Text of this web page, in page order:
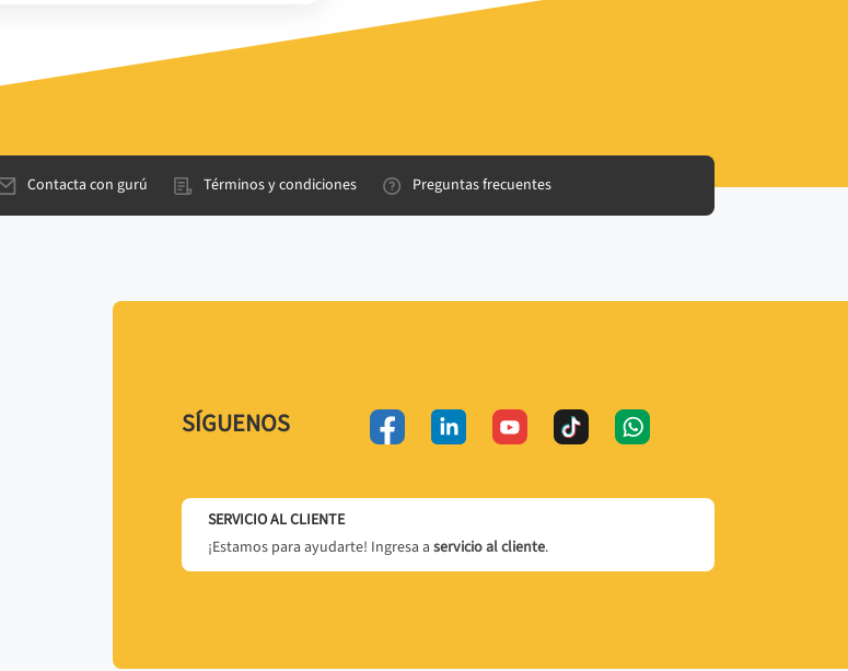
Contacta con gurú Términos y condiciones Preguntas frecuentes
SÍGUENOS
SERVICIO AL CLIENTE
¡Estamos para ayudarte! Ingresa a servicio al cliente.